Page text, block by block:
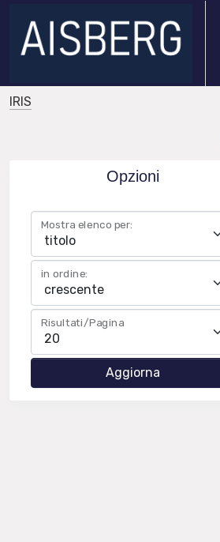
IRIS
Opzioni
Mostra elenco per:
in ordine:
Risultati/Pagina